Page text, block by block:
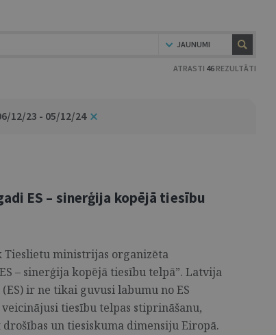
JAUNUMI
ATRASTI 46 REZULTĀTI
12/23 - 05/12/24
ES – sinerģija kopējā tiesību
Tieslietu ministrijas organizēta
– sinerģija kopējā tiesību telpā”. Latvija
ir ne tikai guvusi labumu no ES
tiesību telpas stiprināšanu,
un tiesiskuma dimensiju Eiropā.